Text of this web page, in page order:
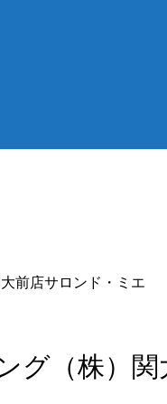
前店サロンド・ミエ
グ（株）